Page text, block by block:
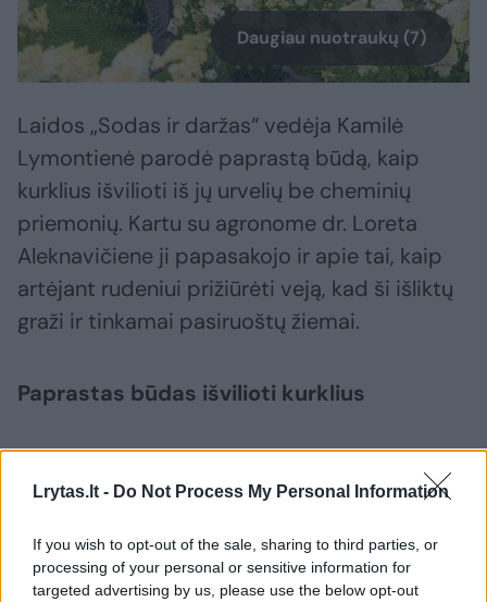
Lrytas.lt - Do Not Process My Personal Information
If you wish to opt-out of the sale, sharing to third parties, or
processing of your personal or sensitive information for
targeted advertising by us, please use the below opt-out
Daugiau nuotraukų (7)
Laidos „Sodas ir daržas“ vedėja Kamilė
Lymontienė parodė paprastą būdą, kaip
kurklius išvilioti iš jų urvelių be cheminių
priemonių. Kartu su agronome dr. Loreta
Aleknavičiene ji papasakojo ir apie tai, kaip
artėjant rudeniui prižiūrėti veją, kad ši išliktų
graži ir tinkamai pasiruoštų žiemai.
Paprastas būdas išvilioti kurklius
Lymontienė pademonstravo paprastą
besislepiančius kurklius.